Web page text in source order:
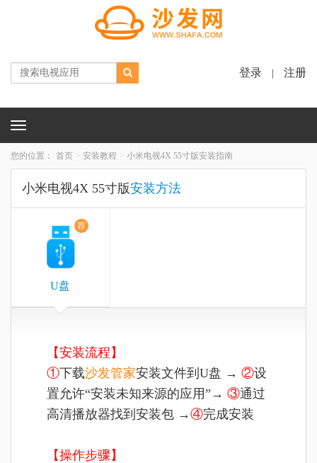
登录 注册
Toggle
您的位置： 首页 安装教程 小米电视4X 55寸版安装指南
小米电视4X 55寸版安装方法
荐
U盘
【安装流程】
①下载沙发管家安装文件到U盘 → ②设
置允许“安装未知来源的应用”→ ③通过
高清播放器找到安装包 →④完成安装
【操作步骤】